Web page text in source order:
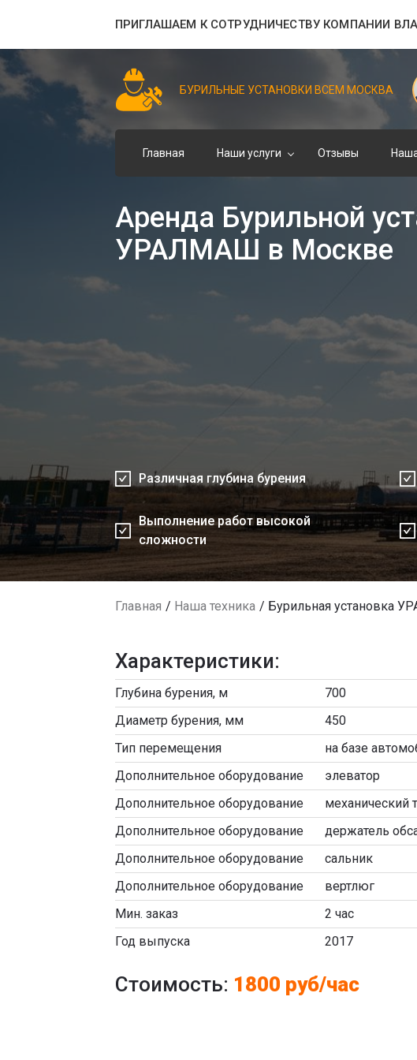
ПРИГЛАШАЕМ К СОТРУДНИЧЕСТВУ КОМПАНИИ
БУРИЛЬНЫЕ УСТАНОВКИ ВСЕМ МОСКВА
Главная Наши услуги Отзывы
Аренда Бурильной
УРАЛМАШ в Москве
Различная глубина бурения
Выполнение работ высокой
сложности
Главная Наша техника Бурильная установка
Характеристики:
Глубина бурения, м
700
Диаметр бурения, мм
450
Тип перемещения
на базе
Дополнительное оборудование
элеватор
Дополнительное оборудование
механический
Дополнительное оборудование
держатель
Дополнительное оборудование
сальник
Дополнительное оборудование
вертлюг
Мин. заказ
2 час
Год выпуска
2017
Стоимость: 1800 руб/час